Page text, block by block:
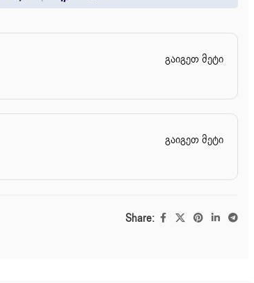
გაიგეთ მეტი
გაიგეთ მეტი
Share: